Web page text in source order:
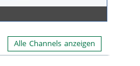
Alle Channels anzeigen